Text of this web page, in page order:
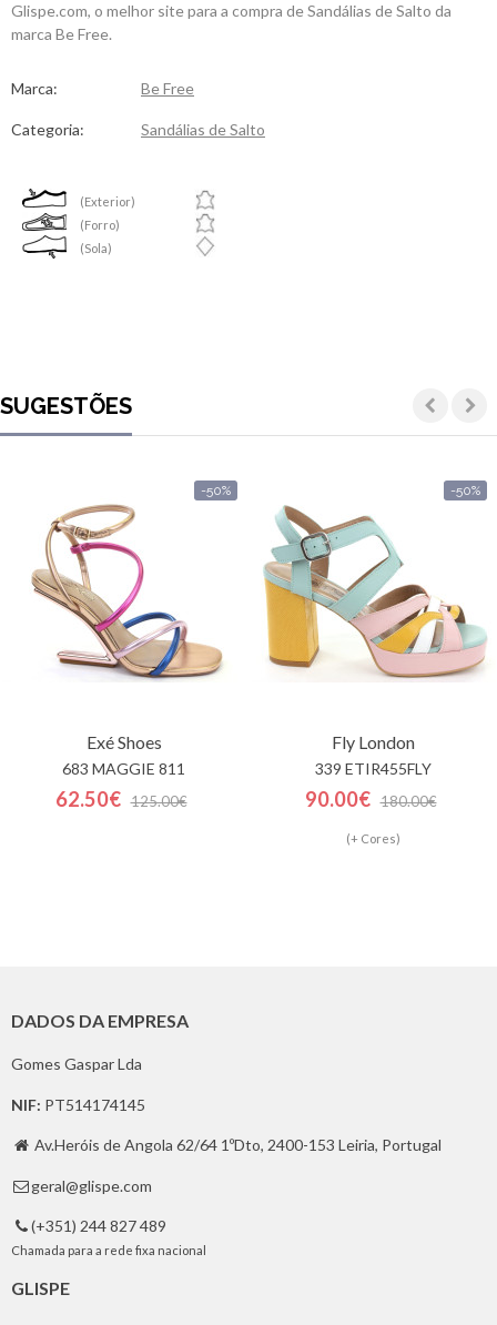
Glispe.com, o melhor site para a compra de Sandálias de Salto da
marca Be Free.
Marca: Be Free
Categoria: Sandálias de Salto
(Exterior)
(Forro)
(Sola)
SUGESTÕES
-50%
Exé Shoes
683 MAGGIE 811
62.50€ 125.00€
-50%
Fly London
339 ETIR455FLY
90.00€ 180.00€
(+ Cores)
DADOS DA EMPRESA
Gomes Gaspar Lda
NIF: PT514174145
 Av.Heróis de Angola 62/64 1ºDto, 2400-153 Leiria, Portugal
 geral@glispe.com
 (+351) 244 827 489
Chamada para a rede fixa nacional
GLISPE